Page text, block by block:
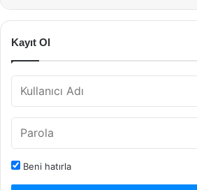
Kayıt Ol
Beni hatırla